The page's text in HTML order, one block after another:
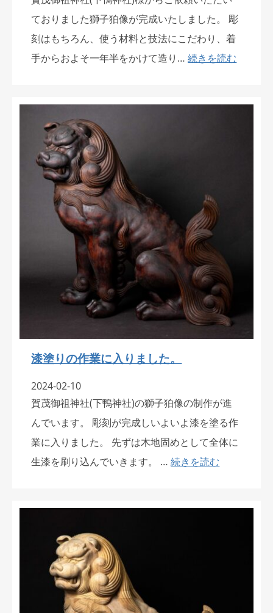
ておりました獅子狛像が完成いたしました。 彫
刻はもちろん、使う材料と技法にこだわり、着
手からおよそ一年半をかけて造り…続きを読む
漆塗りの作業に入りました。
2024-02-10
賀茂御祖神社(下鴨神社)の獅子狛像の制作が進
んでいます。 彫刻が完成しいよいよ漆を塗る作
業に入りました。 先ずは木地固めとして全体に
生漆を刷り込んでいきます。 …続きを読む